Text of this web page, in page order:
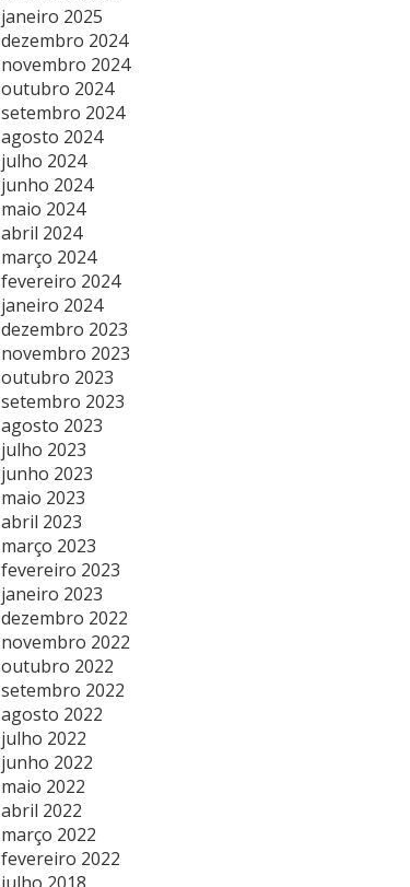
janeiro 2025
dezembro 2024
novembro 2024
outubro 2024
setembro 2024
agosto 2024
julho 2024
junho 2024
maio 2024
abril 2024
março 2024
fevereiro 2024
janeiro 2024
dezembro 2023
novembro 2023
outubro 2023
setembro 2023
agosto 2023
julho 2023
junho 2023
maio 2023
abril 2023
março 2023
fevereiro 2023
janeiro 2023
dezembro 2022
novembro 2022
outubro 2022
setembro 2022
agosto 2022
julho 2022
junho 2022
maio 2022
abril 2022
março 2022
fevereiro 2022